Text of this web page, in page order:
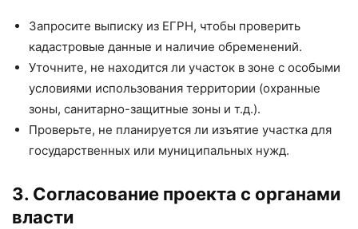
Запросите выписку из ЕГРН, чтобы проверить
кадастровые данные и наличие обременений.
Уточните, не находится ли участок в зоне с особыми
условиями использования территории (охранные
зоны, санитарно-защитные зоны и т.д.).
Проверьте, не планируется ли изъятие участка для
государственных или муниципальных нужд.
3. Согласование проекта с органами
власти